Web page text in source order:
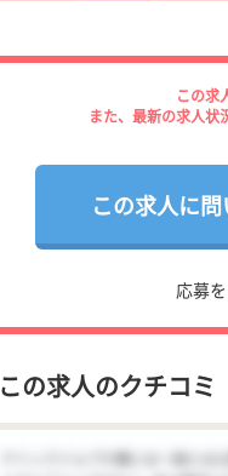
この求
また、最新の求人状
この求人に
応募
この求人のクチコミ